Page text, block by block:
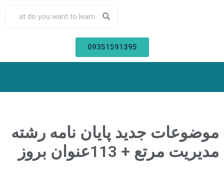
09351591395
موضوعات جدید پایان نامه رشته
مدیریت مرتع + 113عنوان بروز